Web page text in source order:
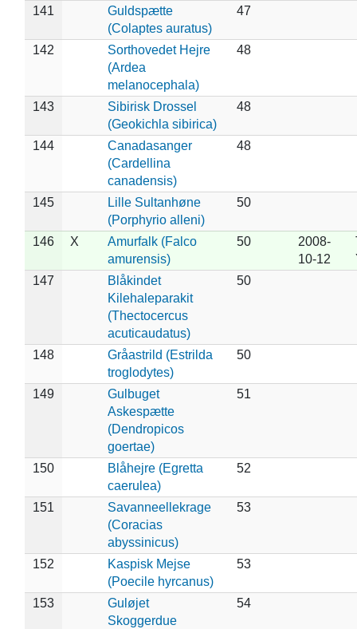
141
Guldspætte
(Colaptes auratus)
47
142
Sorthovedet Hejre
(Ardea
melanocephala)
48
143
Sibirisk Drossel
(Geokichla sibirica)
48
144
Canadasanger
(Cardellina
canadensis)
48
145
Lille Sultanhøne
(Porphyrio alleni)
50
146 X
Amurfalk (Falco
amurensis)
50
2008-
10-12
147
Blåkindet
Kilehaleparakit
(Thectocercus
acuticaudatus)
50
148
Gråastrild (Estrilda
troglodytes)
50
149
Gulbuget
Askespætte
(Dendropicos
goertae)
51
150
Blåhejre (Egretta
caerulea)
52
151
Savanneellekrage
(Coracias
abyssinicus)
53
152
Kaspisk Mejse
(Poecile hyrcanus)
53
153
Guløjet
Skoggerdue
54